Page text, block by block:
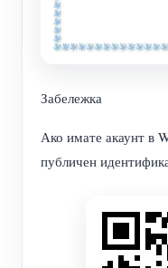
Забележка
Ако имате акаунт в
публичен